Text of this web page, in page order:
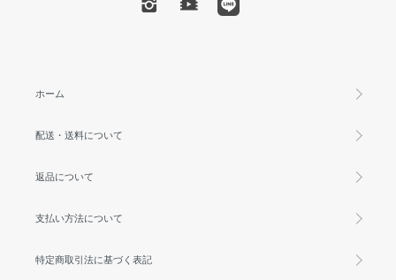
ホーム
配送・送料について
返品について
支払い方法について
特定商取引法に基づく表記